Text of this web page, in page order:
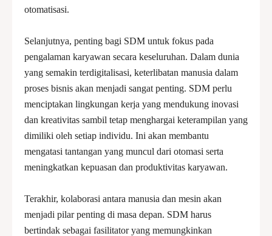
otomatisasi.
Selanjutnya, penting bagi SDM untuk fokus pada
pengalaman karyawan secara keseluruhan. Dalam dunia
yang semakin terdigitalisasi, keterlibatan manusia dalam
proses bisnis akan menjadi sangat penting. SDM perlu
menciptakan lingkungan kerja yang mendukung inovasi
dan kreativitas sambil tetap menghargai keterampilan yang
dimiliki oleh setiap individu. Ini akan membantu
mengatasi tantangan yang muncul dari otomasi serta
meningkatkan kepuasan dan produktivitas karyawan.
Terakhir, kolaborasi antara manusia dan mesin akan
menjadi pilar penting di masa depan. SDM harus
bertindak sebagai fasilitator yang memungkinkan